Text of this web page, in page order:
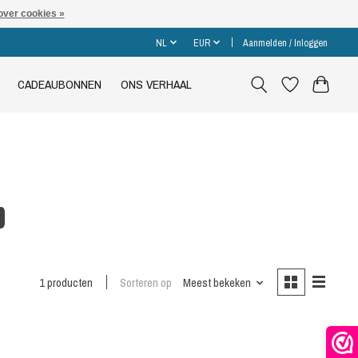
NL EUR Aanmelden / Inloggen
CADEAUBONNEN ONS VERHAAL
1 producten Sorteren op Meest bekeken
cookies »